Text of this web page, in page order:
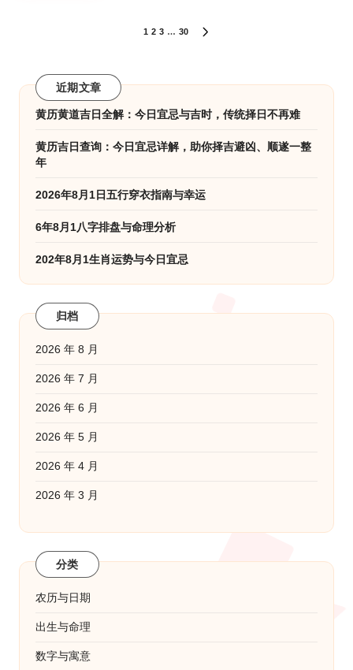
分
页
1 2 3 … 30
近期文章
黄历黄道吉日全解：今日宜忌与吉时，传统择日不再难
黄历吉日查询：今日宜忌详解，助你择吉避凶、顺遂一整
年
2026年8月1日五行穿衣指南与幸运
6年8月1八字排盘与命理分析
202年8月1生肖运势与今日宜忌
归档
2026 年 8 月
2026 年 7 月
2026 年 6 月
2026 年 5 月
2026 年 4 月
2026 年 3 月
分类
农历与日期
出生与命理
数字与寓意